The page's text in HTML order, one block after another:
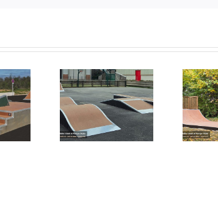
de
sur-
(37)
Skatepark de St-
Romain-au-Mont-
d’Or (69)